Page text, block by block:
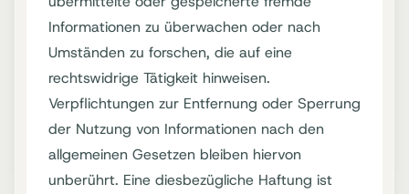
Informationen zu überwachen oder nach
Umständen zu forschen, die auf eine
rechtswidrige Tätigkeit hinweisen.
Verpflichtungen zur Entfernung oder Sperrung
der Nutzung von Informationen nach den
allgemeinen Gesetzen bleiben hiervon
unberührt. Eine diesbezügliche Haftung ist